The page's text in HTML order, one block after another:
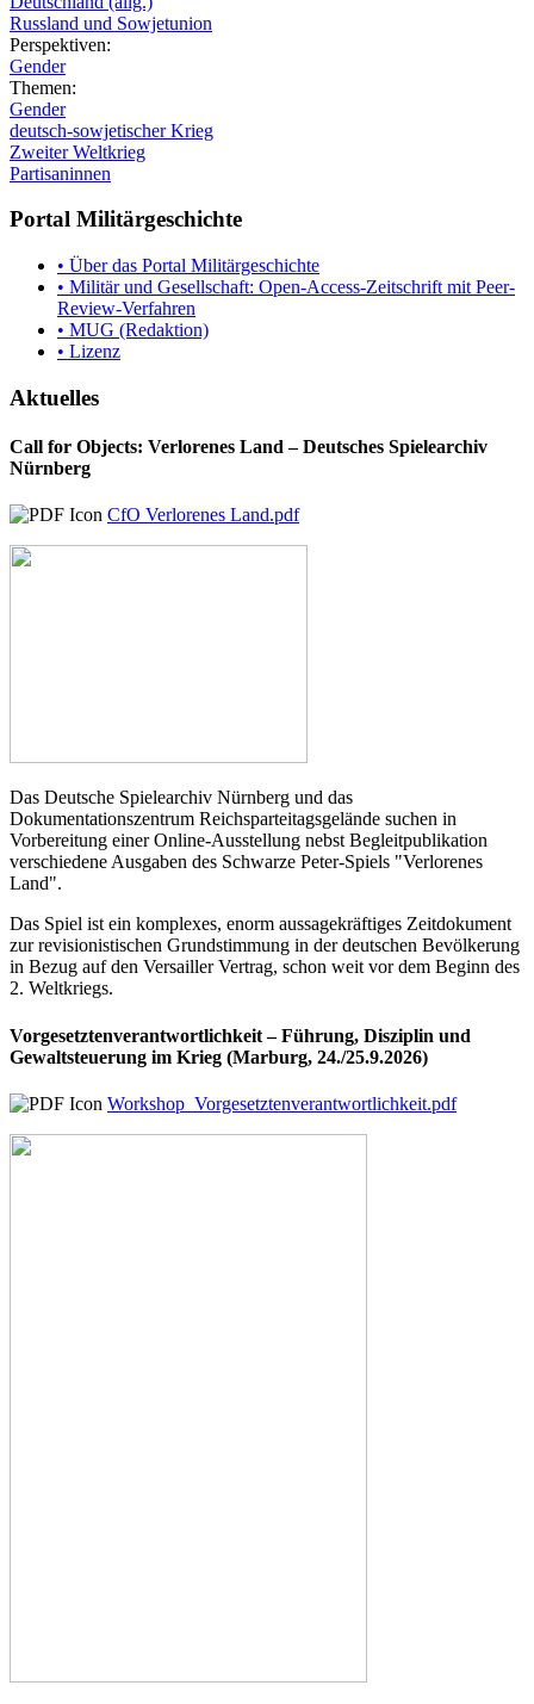
Russland und Sowjetunion
Perspektiven:
Gender
Themen:
Gender
deutsch-sowjetischer Krieg
Zweiter Weltkrieg
Partisaninnen
Portal Militärgeschichte
• Über das Portal Militärgeschichte
• Militär und Gesellschaft: Open-Access-Zeitschrift mit Peer-
Review-Verfahren
• MUG (Redaktion)
• Lizenz
Aktuelles
Call for Objects: Verlorenes Land – Deutsches Spielearchiv
Nürnberg
CfO Verlorenes Land.pdf
Das Deutsche Spielearchiv Nürnberg und das
Dokumentationszentrum Reichsparteitagsgelände suchen in
Vorbereitung einer Online-Ausstellung nebst Begleitpublikation
verschiedene Ausgaben des Schwarze Peter-Spiels "Verlorenes
Land".
Das Spiel ist ein komplexes, enorm aussagekräftiges Zeitdokument
zur revisionistischen Grundstimmung in der deutschen Bevölkerung
in Bezug auf den Versailler Vertrag, schon weit vor dem Beginn des
2. Weltkriegs.
Vorgesetztenverantwortlichkeit – Führung, Disziplin und
Gewaltsteuerung im Krieg (Marburg, 24./25.9.2026)
Workshop_Vorgesetztenverantwortlichkeit.pdf